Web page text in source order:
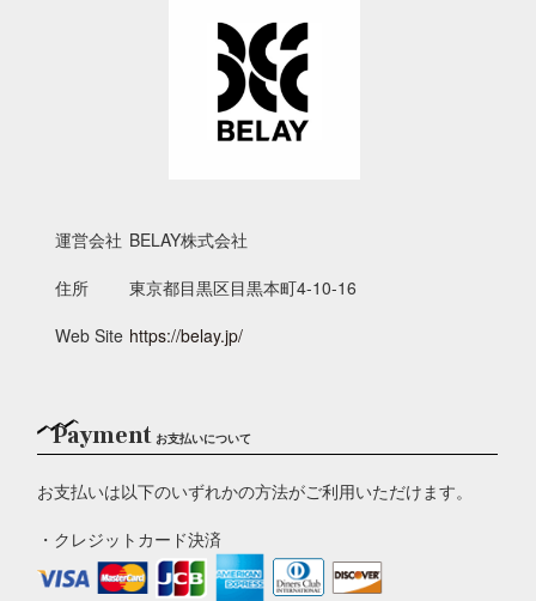
運営会社 BELAY株式会社
住所
東京都目黒区目黒本町4-10-16
Web Site https://belay.jp/
Payment お支払いについて
お支払いは以下のいずれかの方法がご利用いただけます。
・クレジットカード決済